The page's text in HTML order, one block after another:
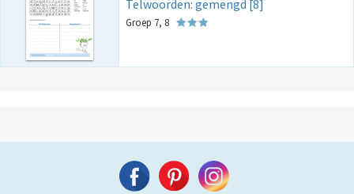
Telwoorden: gemengd [8]
Groep 7, 8